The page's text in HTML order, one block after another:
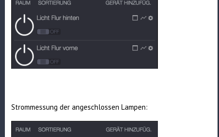
Strommessung der angeschlossen Lampen: